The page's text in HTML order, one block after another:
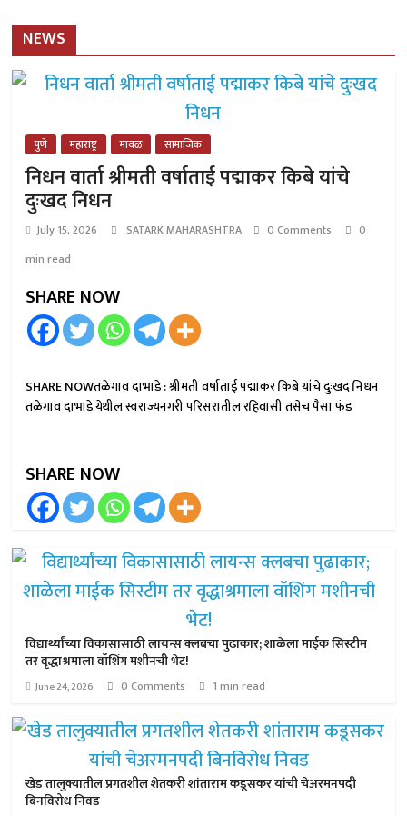
NEWS
पुणे महाराष्ट्र मावळ सामाजिक
निधन वार्ता श्रीमती वर्षाताई पद्माकर किबे यांचे
दुःखद निधन
July 15, 2026 SATARK MAHARASHTRA 0 Comments
0
min read
SHARE NOW
SHARE NOWतळेगाव दाभाडे : श्रीमती वर्षाताई पद्माकर किबे यांचे दुःखद निधन
तळेगाव दाभाडे येथील स्वराज्यनगरी परिसरातील रहिवासी तसेच पैसा फंड
SHARE NOW
विद्यार्थ्यांच्या विकासासाठी लायन्स क्लबचा पुढाकार; शाळेला माईक सिस्टीम
तर वृद्धाश्रमाला वॉशिंग मशीनची भेट!
June 24, 2026 0 Comments 1 min read
खेड तालुक्यातील प्रगतशील शेतकरी शांताराम कडूसकर यांची चेअरमनपदी
बिनविरोध निवड